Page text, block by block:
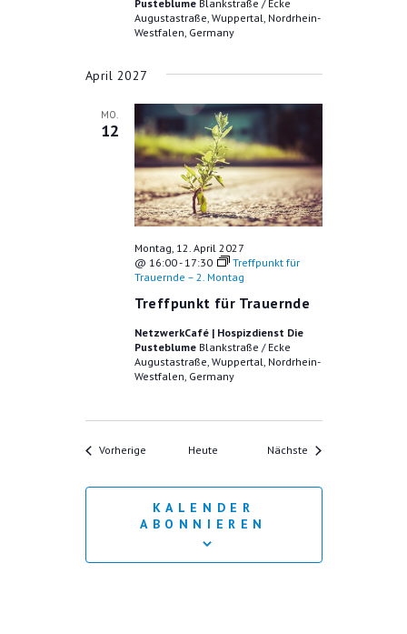
Pusteblume Blankstraße / Ecke
Augustastraße, Wuppertal, Nordrhein-
Westfalen, Germany
April 2027
MO.
12
Treffpunkt für Trauernde
Montag, 12. April 2027
@ 16:00- 17:30
Treffpunkt für
Trauernde – 2. Montag
NetzwerkCafé | Hospizdienst Die
Pusteblume Blankstraße / Ecke
Augustastraße, Wuppertal, Nordrhein-
Westfalen, Germany
VorherigeVeranstaltungen
Heute Nächste Veranstaltungen
KALENDER
ABONNIEREN